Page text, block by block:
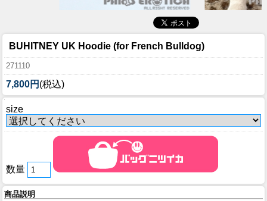
BUHITNEY UK Hoodie (for French Bulldog)
271110
7,800円 (税込)
size
数量
商品説明